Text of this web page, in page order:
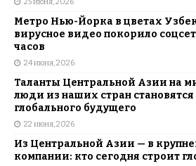
Метро Нью-Йорка в цветах
вирусное видео покорило
часов
24 июня, 2026
Таланты Центральной Азии на
люди из наших стран становятся
глобального будущего
22 июня, 2026
Из Центральной Азии — в
компании: кто сегодня строит